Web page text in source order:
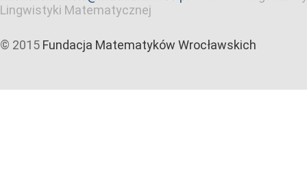
Lingwistyki Matematycznej
© 2015 Fundacja Matematyków Wrocławskich